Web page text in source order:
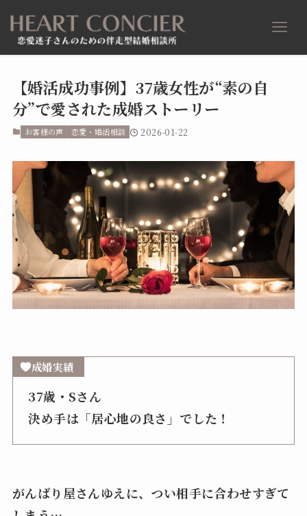
【婚活成功事例】37歳女性が“素の自
分”で愛された成婚ストーリー
お客様の声 恋愛・婚活相談 2026-01-22
成婚実績
37歳・Sさん
決め手は「居心地の良さ」でした！
がんばり屋さんゆえに、つい相手に合わせすぎて